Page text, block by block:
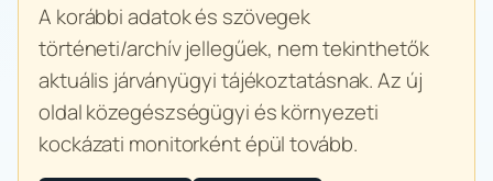
A korábbi adatok és szövegek
történeti/archív jellegűek, nem tekinthetők
aktuális járványügyi tájékoztatásnak. Az új
oldal közegészségügyi és környezeti
kockázati monitorként épül tovább.